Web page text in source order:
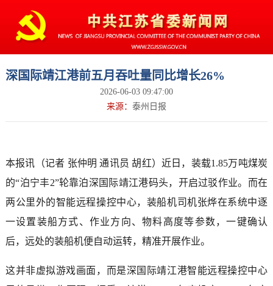
深国际靖江港前五月吞吐量同比增长26%
2026-06-03 09:47:00
来源： 泰州日报
本报讯（记者 张仲明 通讯员 胡红）近日，装载1.85万吨煤炭
的“泊宁丰2”轮靠泊深国际靖江港码头，开启过驳作业。而在
两公里外的智能远程操控中心，装船机司机张烨在系统中逐
一设置装船方式、作业方向、物料高度等参数，一键确认
后，远处的装船机便自动运转，精准开展作业。
这并非虚拟游戏画面，而是深国际靖江港智能远程操控中心